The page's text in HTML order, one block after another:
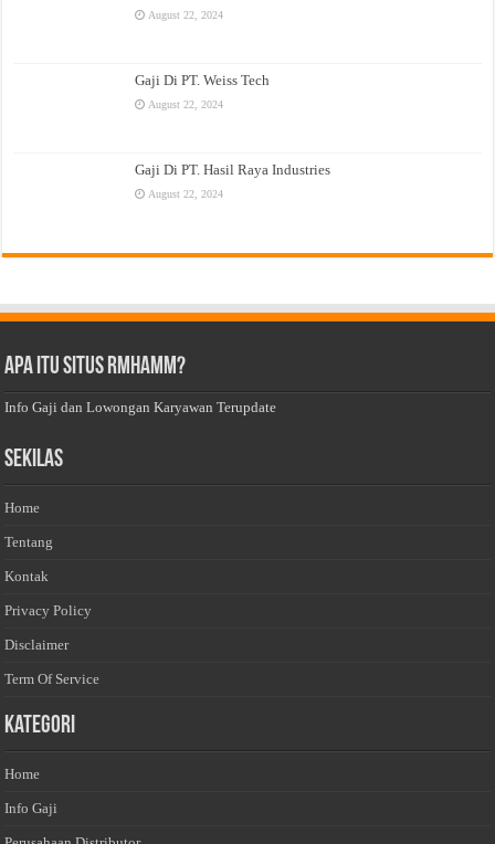
August 22, 2024
Gaji Di PT. Weiss Tech
August 22, 2024
Gaji Di PT. Hasil Raya Industries
August 22, 2024
Apa Itu Situs Rmhamm?
Info Gaji dan Lowongan Karyawan Terupdate
Sekilas
Home
Tentang
Kontak
Privacy Policy
Disclaimer
Term Of Service
Kategori
Home
Info Gaji